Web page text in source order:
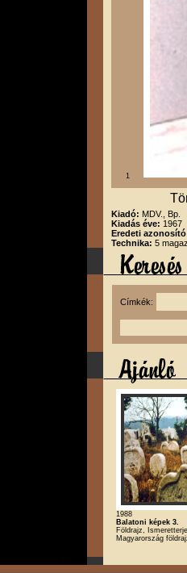
1
Kiadó: MDV., Bp.
Kiadás éve: 1967
Eredeti
Technika: 5
Címkék:
1988
Balatoni képek 3.
Földrajz,
Magyarország